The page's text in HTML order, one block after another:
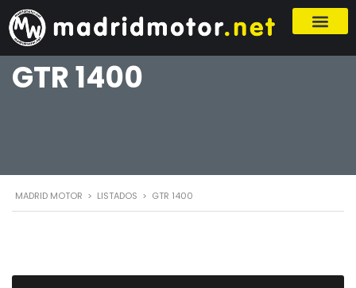
GTR 1400
MADRID MOTOR > LISTADOS > GTR 1400